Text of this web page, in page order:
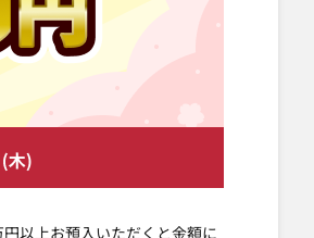
以上お預入いただくと金額に